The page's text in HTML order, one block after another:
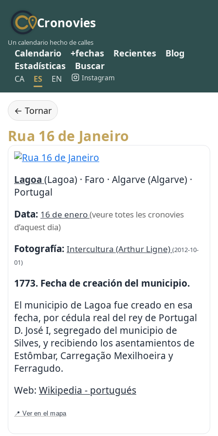
Cronovies
Un calendario hecho de calles
Calendario +fechas Recientes
Blog
Estadísticas
Buscar
CA ES EN Instagram
← Tornar
Rua 16 de Janeiro
Lagoa (Lagoa) · Faro · Algarve (Algarve) ·
Portugal
Data: 16 de enero(veure totes les cronovies
d’aquest dia)
Fotografía: Intercultura (Arthur Ligne) (2012-10-
01)
1773. Fecha de creación del municipio.
El municipio de Lagoa fue creado en esa
fecha, por cédula real del rey de Portugal
D. José I, segregado del municipio de
Silves, y recibiendo los asentamientos de
Estômbar, Carregação Mexilhoeira y
Ferragudo.
Web: Wikipedia - portugués
📍 Ver en el mapa